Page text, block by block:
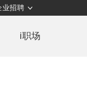
业招聘
i职场